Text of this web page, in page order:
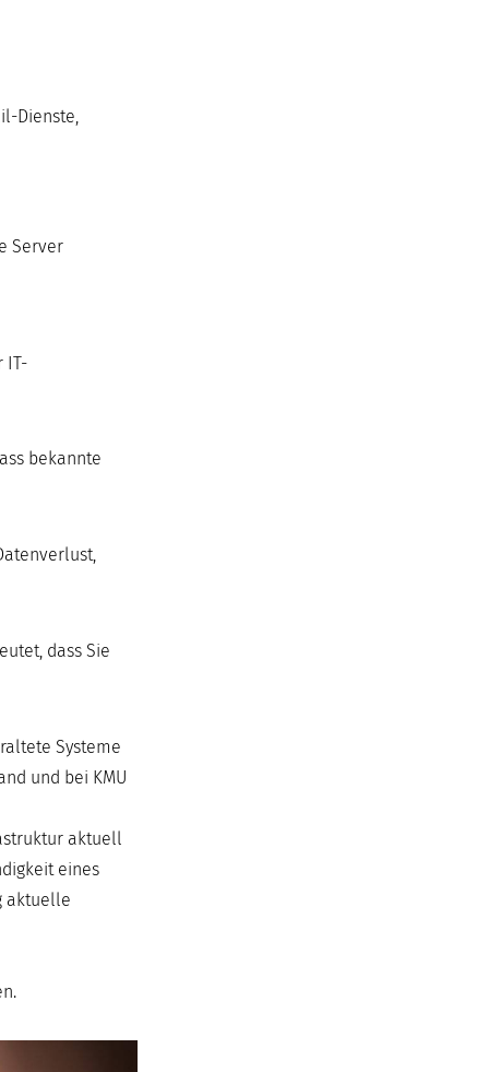
Dienste,
Server
IT-
bekannte
dass Sie
Systeme
und bei KMU
aktuell
eines
aktuelle